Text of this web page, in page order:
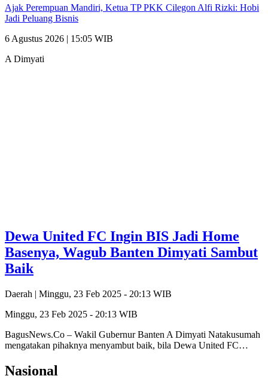
Ajak Perempuan Mandiri, Ketua TP PKK Cilegon Alfi Rizki: Hobi
Jadi Peluang Bisnis
6 Agustus 2026 | 15:05 WIB
A Dimyati
Dewa United FC Ingin BIS Jadi Home
Basenya, Wagub Banten Dimyati Sambut
Baik
Daerah | Minggu, 23 Feb 2025 - 20:13 WIB
Minggu, 23 Feb 2025 - 20:13 WIB
BagusNews.Co – Wakil Gubernur Banten A Dimyati Natakusumah
mengatakan pihaknya menyambut baik, bila Dewa United FC…
Nasional